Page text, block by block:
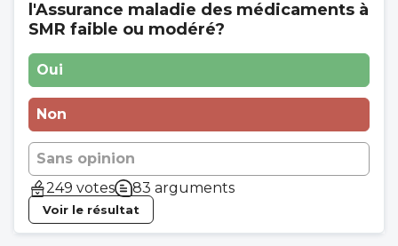
l'Assurance maladie des médicaments à
SMR faible ou modéré?
Oui
Non
Sans opinion
249 votes
83 arguments
Voir le résultat